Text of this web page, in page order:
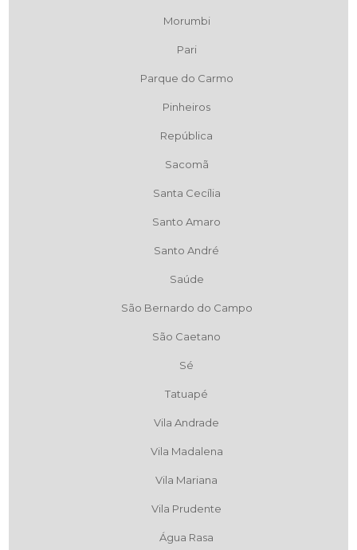
Morumbi
Pari
Parque do Carmo
Pinheiros
República
Sacomã
Santa Cecília
Santo Amaro
Santo André
Saúde
São Bernardo do Campo
São Caetano
Sé
Tatuapé
Vila Andrade
Vila Madalena
Vila Mariana
Vila Prudente
Água Rasa